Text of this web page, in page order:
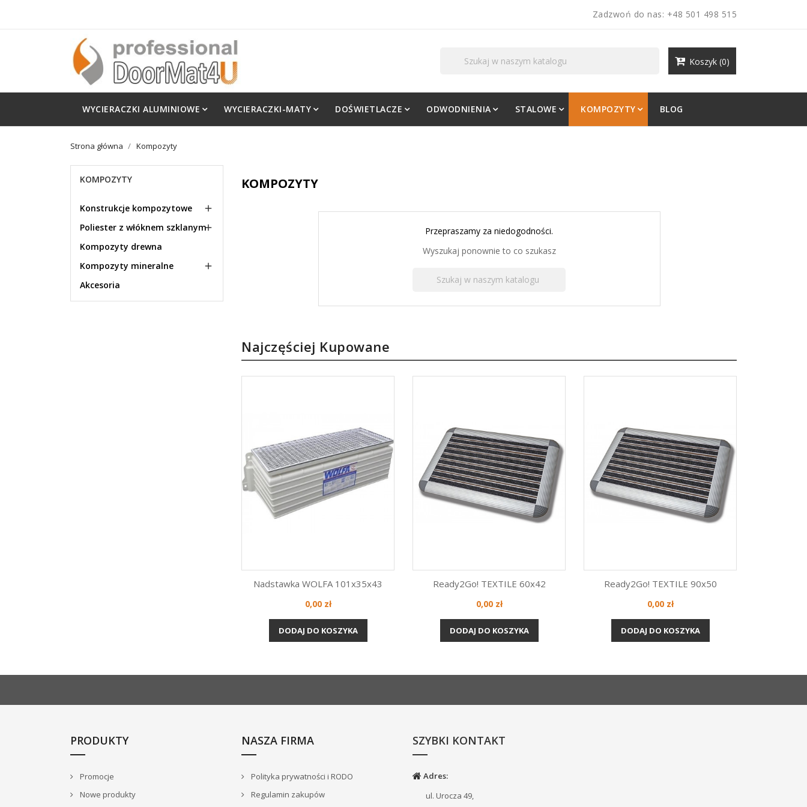
Zadzwoń do nas: +48 501 498 515
Koszyk (0)
WYCIERACZKI ALUMINIOWE WYCIERACZKI-MATY DOŚWIETLACZE ODWODNIENIA STALOWE KOMPOZYTY BLOG
Strona główna Kompozyty
KOMPOZYTY
Konstrukcje kompozytowe 
Poliester z włóknem szklanym
Kompozyty drewna
Kompozyty mineralne

Akcesoria
KOMPOZYTY
Przepraszamy za niedogodności.
Wyszukaj ponownie to co szukasz
Najczęściej Kupowane
Szybki podgląd
Nadstawka WOLFA 101x35x43
Cena
0,00 zł
DODAJ DO KOSZYKA
Szybki podgląd
Ready2Go! TEXTILE 60x42
Cena
0,00 zł
DODAJ DO KOSZYKA
Szybki podgląd
Ready2Go! TEXTILE 90x50
Cena
0,00 zł
DODAJ DO KOSZYKA
PRODUKTY
Promocje
Nowe produkty
NASZA FIRMA
Polityka prywatności i RODO
Regulamin zakupów
SZYBKI KONTAKT
Adres:
ul. Urocza 49,